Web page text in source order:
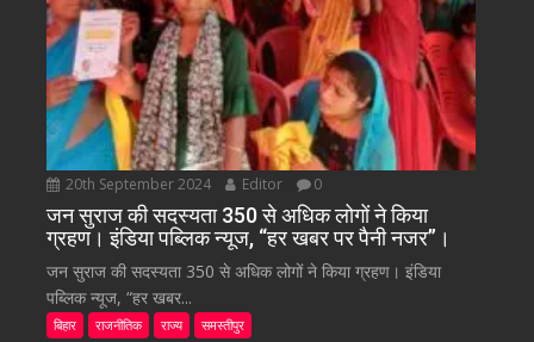
20th September 2024 Editor 0
जन सुराज की सदस्यता 350 से अधिक लोगों ने किया
ग्रहण। इंडिया पब्लिक न्यूज, “हर खबर पर पैनी नजर”।
जन सुराज की सदस्यता 350 से अधिक लोगों ने किया ग्रहण। इंडिया
पब्लिक न्यूज, “हर खबर...
बिहार राजनीतिक राज्य समस्तीपुर